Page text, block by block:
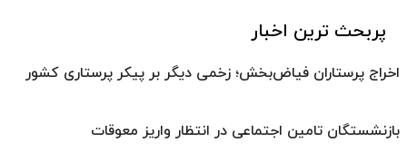
پربحث ترین اخبار
اخراج پرستاران فیاض‌بخش؛ زخمی دیگر بر پیکر پرستاری کشور
بازنشستگان تامین اجتماعی در انتظار واریز معوقات